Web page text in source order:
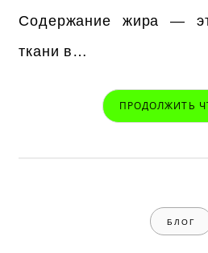
Содержание жира —
ткани в…
ПРОДОЛЖИТЬ
БЛОГ